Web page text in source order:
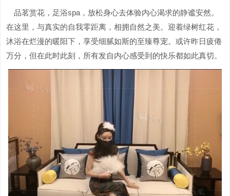
品茗赏花，足浴spa，放松身心去体验内心渴求的静谧安然。
在这里，与真实的自我零距离，相拥自然之美。迎着绿树红花，
沐浴在烂漫的暖阳下，享受细腻如斯的至臻尊宠。或许昨日疲倦
万分，但在此时此刻，所有发自内心感受到的快乐都如此真切。